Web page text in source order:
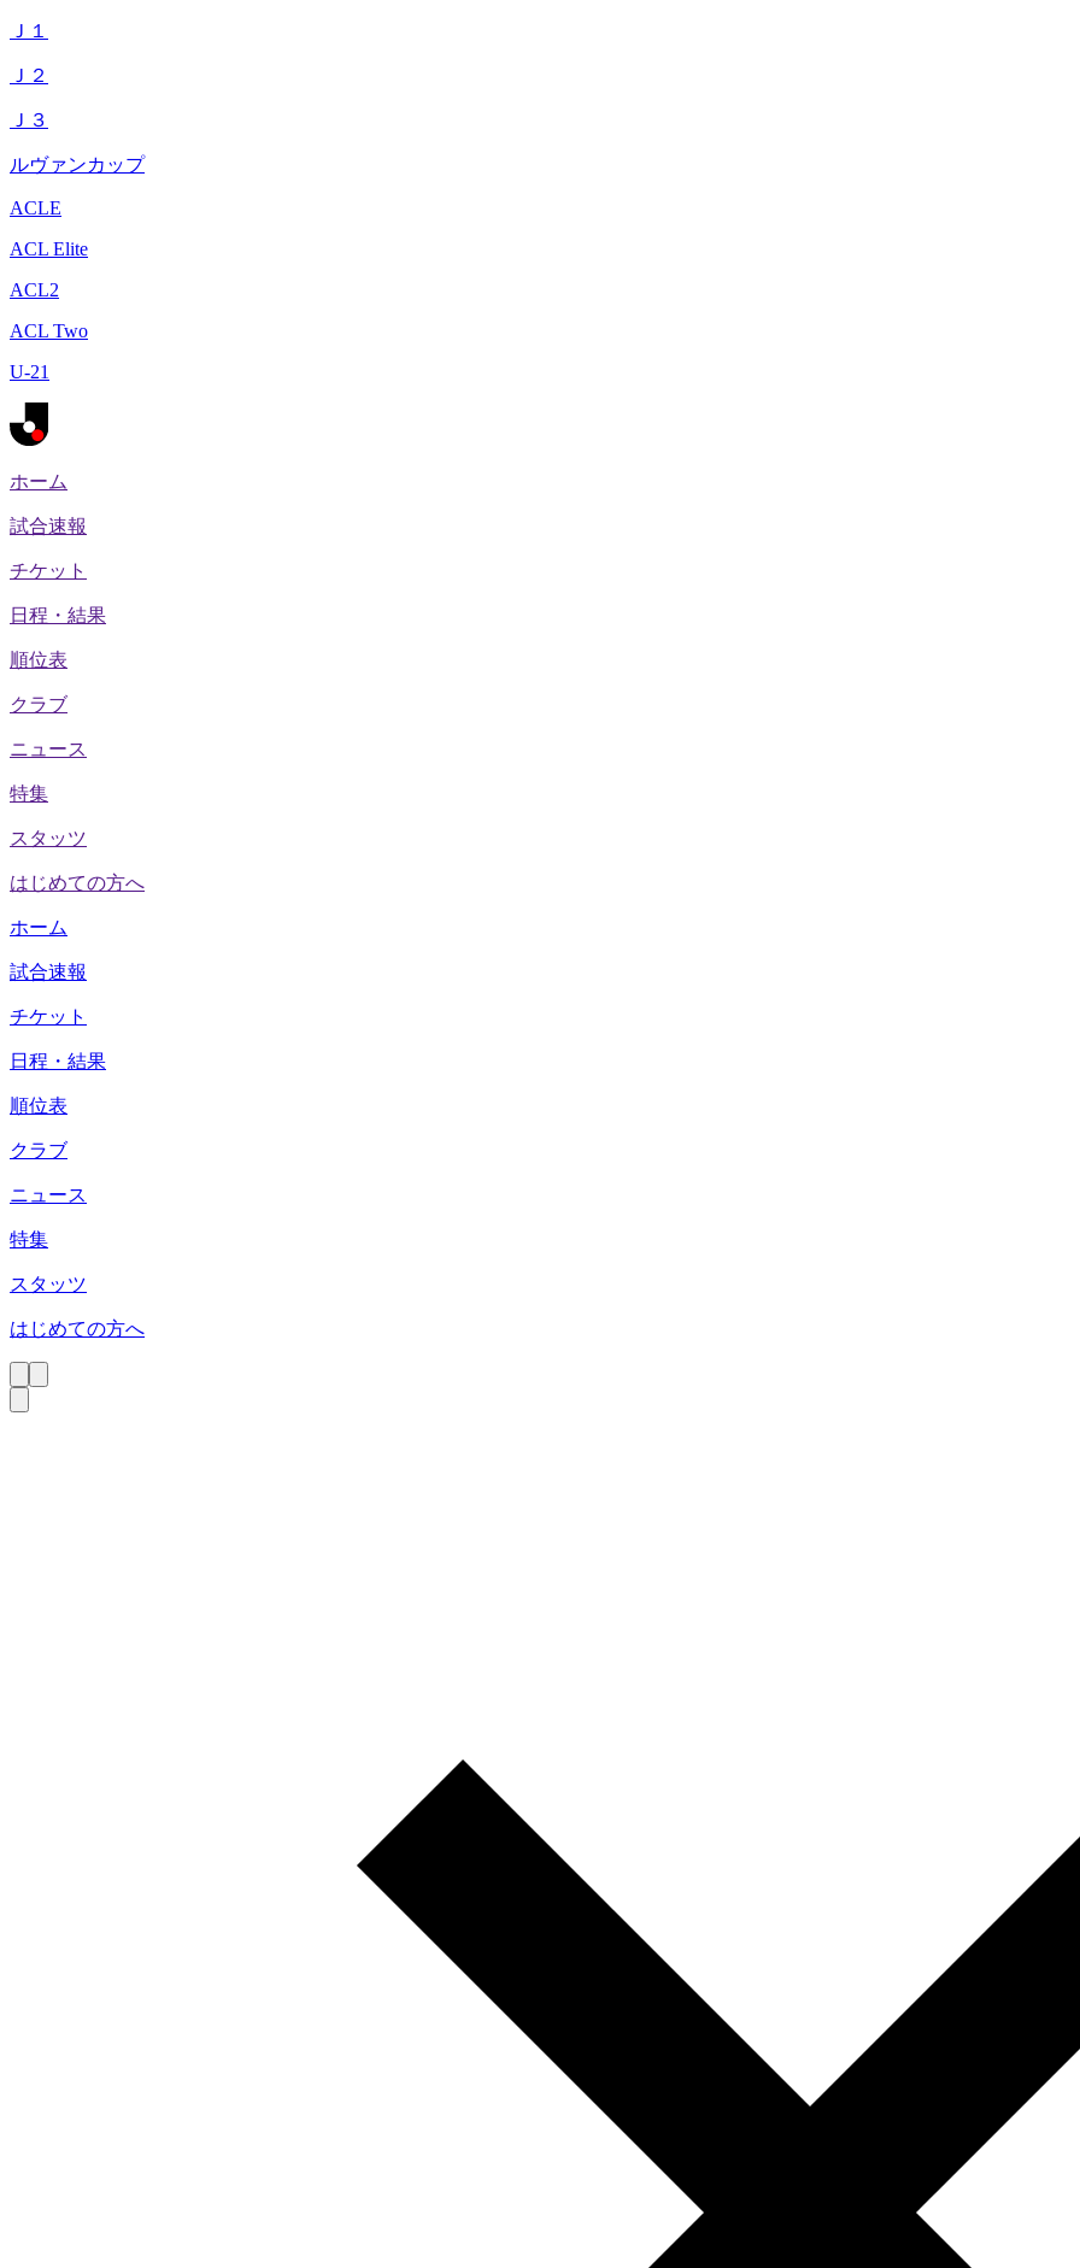
Ｊ１
Ｊ２
Ｊ３
ルヴァンカップ
ACLE
ACL Elite
ACL2
ACL Two
U-21
ホーム
試合速報
チケット
日程・結果
順位表
クラブ
ニュース
特集
スタッツ
はじめての方へ
ホーム
試合速報
チケット
日程・結果
順位表
クラブ
ニュース
特集
スタッツ
はじめての方へ